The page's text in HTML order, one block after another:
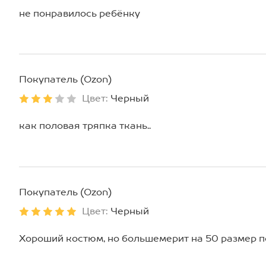
не понравилось ребёнку
Покупатель (Ozon)
Цвет: Черный
как половая тряпка ткань..
Покупатель (Ozon)
Цвет: Черный
Хороший костюм, но большемерит на 50 размер